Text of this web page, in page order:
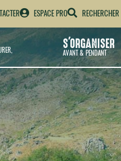
ESPACE PRO RECHERCHER
S'ORGANISER
AVANT & PENDANT